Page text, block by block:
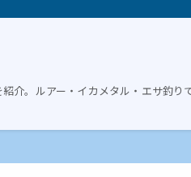
介。ルアー・イカメタル・エサ釣り